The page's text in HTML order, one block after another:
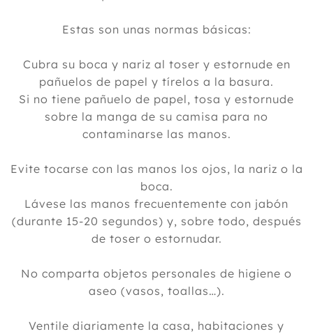
Estas son unas normas básicas:
Cubra su boca y nariz al toser y estornude en
pañuelos de papel y tírelos a la basura.
Si no tiene pañuelo de papel, tosa y estornude
sobre la manga de su camisa para no
contaminarse las manos.
Evite tocarse con las manos los ojos, la nariz o la
boca.
Lávese las manos frecuentemente con jabón
(durante 15-20 segundos) y, sobre todo, después
de toser o estornudar.
No comparta objetos personales de higiene o
aseo (vasos, toallas…).
Ventile diariamente la casa, habitaciones y